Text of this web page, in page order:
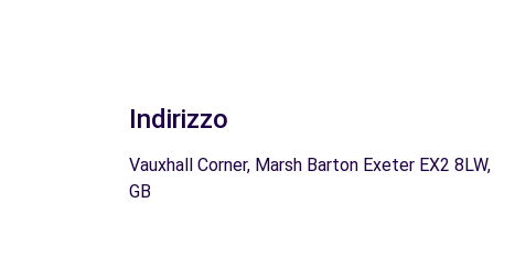
Indirizzo
Vauxhall Corner, Marsh Barton Exeter EX2 8LW,
GB